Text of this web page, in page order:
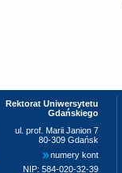
Rektorat Uniwersytetu
Gdańskiego
ul. prof. Marii Janion 7
80-309 Gdańsk
numery kont
NIP: 584-020-32-39